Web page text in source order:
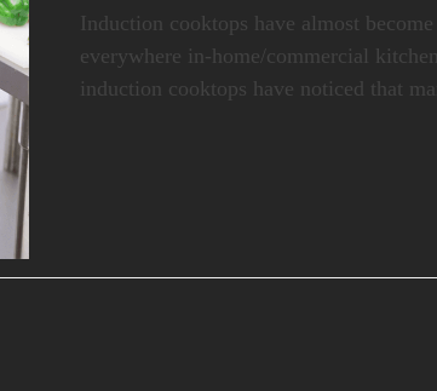
Induction cooktops have almost
everywhere in-home/commercial
induction cooktops have noticed that